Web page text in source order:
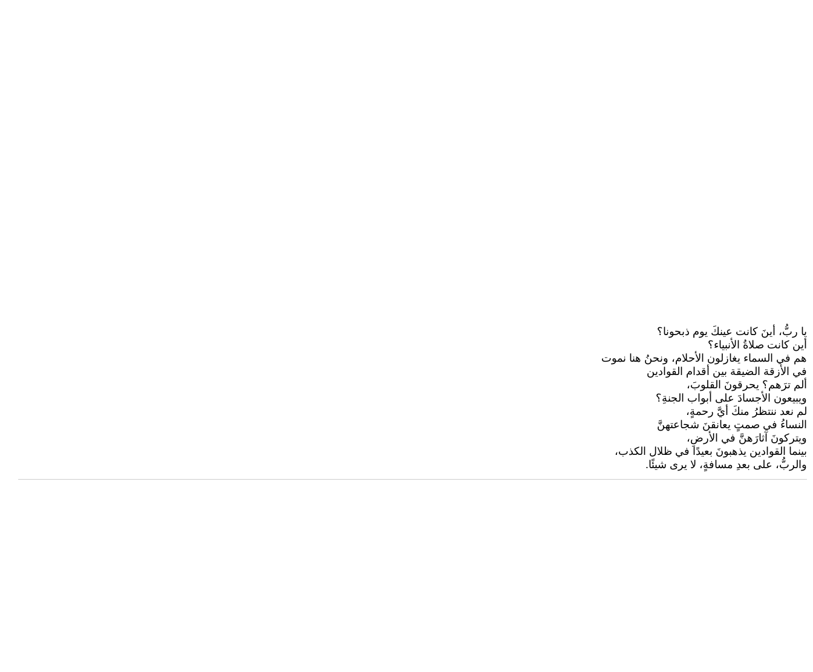
يا ربُّ، أينَ كانت عينكَ يوم ذبحونا؟
أين كانت صلاةُ الأنبياء؟
هم في السماء يغازلون الأحلام، ونحنُ هنا نموت
في الأزقة الضيقة بين أقدام القوادين
ألم ترَهم؟ يحرقونَ القلوبَ،
ويبيعون الأجسادَ على أبواب الجنةِ؟
لم نعد ننتظرُ منكَ أيَّ رحمةٍ،
النساءُ في صمتٍ يعانقنَ شجاعتهنَّ
ويتركونَ آثارَهنَّ في الأرضِ،
بينما القوادين يذهبونَ بعيدًا في ظلال الكذب،
والربُّ، على بعدِ مسافةٍ، لا يرى شيئًا.